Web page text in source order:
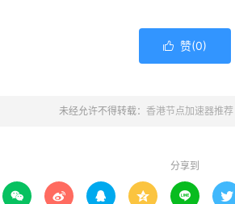
 赞(0)
未经允许不得转载： 香港节点加速器推荐
分享到
     